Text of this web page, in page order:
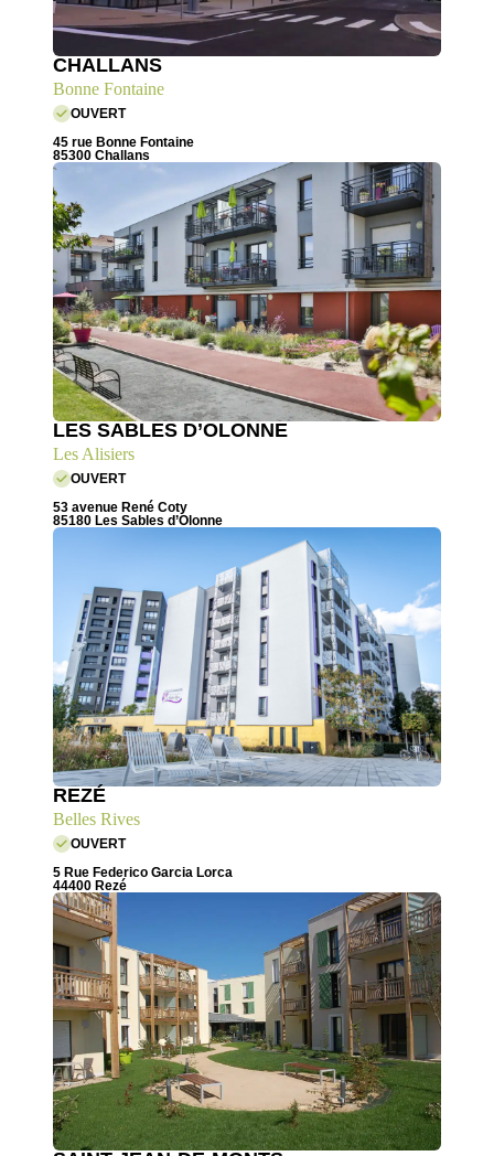
CHALLANS
Bonne Fontaine
OUVERT
45 rue Bonne Fontaine
85300 Challans
LES SABLES D’OLONNE
Les Alisiers
OUVERT
53 avenue René Coty
85180 Les Sables d’Olonne
REZÉ
Belles Rives
OUVERT
5 Rue Federico Garcia Lorca
44400 Rezé